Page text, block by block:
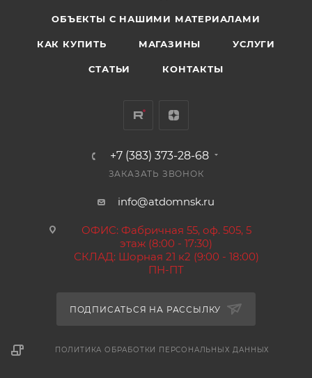
ОБЪЕКТЫ С НАШИМИ МАТЕРИАЛАМИ
КАК КУПИТЬ МАГАЗИНЫ УСЛУГИ
СТАТЬИ КОНТАКТЫ
+7 (383) 373-28-68
ЗАКАЗАТЬ ЗВОНОК
info@atdomnsk.ru
ОФИС: Фабричная 55, оф. 505, 5
этаж (8:00 - 17:30)
СКЛАД: Шорная 21 к2 (9:00 - 18:00)
ПН-ПТ
ПОДПИСАТЬСЯ НА РАССЫЛКУ
ПОЛИТИКА ОБРАБОТКИ ПЕРСОНАЛЬНЫХ ДАННЫХ